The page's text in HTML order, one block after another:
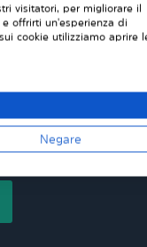
oscuranti
te e su misura per
da solo. I nostri
vestibilità
4500 differenti
visitatori, per migliorare il
offrirti un'esperienza di
cookie utilizziamo aprire
Negare